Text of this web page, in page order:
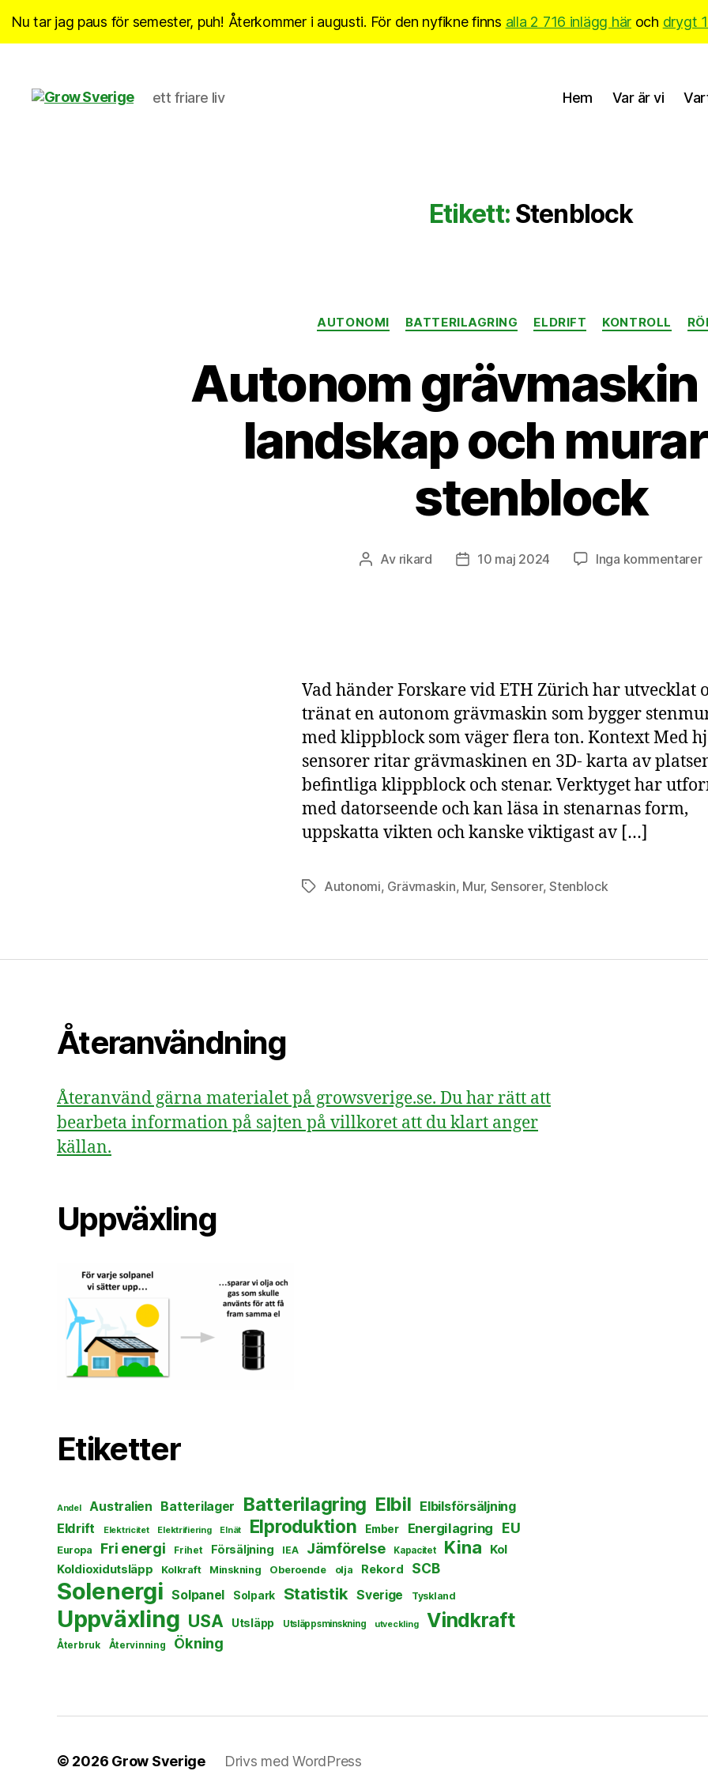
Nu tar jag paus för semester, puh! Återkommer i augusti. För den nyfikne finns alla 2 716 inlägg här och drygt
ett friare liv Hem Var är vi
Etikett: Stenblock
Kategorier
AUTONOMI BATTERILAGRING ELDRIFT KONTROLL
Autonom
landskap och
stenblock
Inläggsförfattare
Av rikard Inläggsdatum
10 maj 2024 Inga kommentarertill
Vad händer Forskare vid ETH Zürich har utvecklat
tränat en autonom grävmaskin som bygger
med klippblock som väger flera ton. Kontext Med
sensorer ritar grävmaskinen en 3D- karta av
befintliga klippblock och stenar. Verktyget har
med datorseende och kan läsa in stenarnas form,
uppskatta vikten och kanske viktigast av […]
Etiketter
Autonomi, Grävmaskin, Mur, Sensorer,Stenblock
Återanvändning
Återanvänd gärna materialet på growsverige.se. Du har rätt att
bearbeta information på sajten på villkoret att du klart anger
källan.
Uppväxling
Etiketter
Andel Australien Batterilager Batterilagring Elbil Elbilsförsäljning
Eldrift
Elektricitet Elektrifiering Elnät Elproduktion Ember Energilagring EU
Europa Fri energi Frihet Försäljning IEA Jämförelse Kapacitet Kina Kol
Koldioxidutsläpp Kolkraft Minskning Oberoende olja Rekord SCB
Solenergi Solpanel Solpark Statistik Sverige Tyskland
Uppväxling USA Utsläpp Utsläppsminskning utveckling Vindkraft
Återbruk Återvinning Ökning
© 2026 Grow Sverige Drivs med WordPress